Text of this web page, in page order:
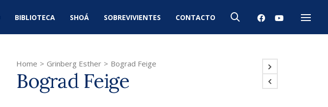
BIBLIOTECA SHOÁ SOBREVIVIENTES CONTACTO
Menú
Home > Grinberg Esther > Bograd Feige
Bograd Feige